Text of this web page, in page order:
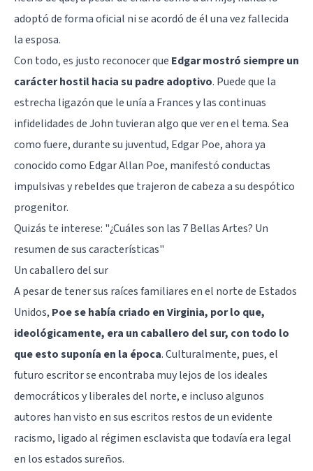
adoptó de forma oficial ni se acordó de él una vez fallecida
la esposa.
Con todo, es justo reconocer que Edgar mostró siempre un
carácter hostil hacia su padre adoptivo. Puede que la
estrecha ligazón que le unía a Frances y las continuas
infidelidades de John tuvieran algo que ver en el tema. Sea
como fuere, durante su juventud, Edgar Poe, ahora ya
conocido como Edgar Allan Poe, manifestó conductas
impulsivas y rebeldes que trajeron de cabeza a su despótico
progenitor.
Quizás te interese: "¿Cuáles son las 7 Bellas Artes? Un
resumen de sus características"
Un caballero del sur
A pesar de tener sus raíces familiares en el norte de Estados
Unidos, Poe se había criado en Virginia, por lo que,
ideológicamente, era un caballero del sur, con todo lo
que esto suponía en la época. Culturalmente, pues, el
futuro escritor se encontraba muy lejos de los ideales
democráticos y liberales del norte, e incluso algunos
autores han visto en sus escritos restos de un evidente
racismo, ligado al régimen esclavista que todavía era legal
en los estados sureños.